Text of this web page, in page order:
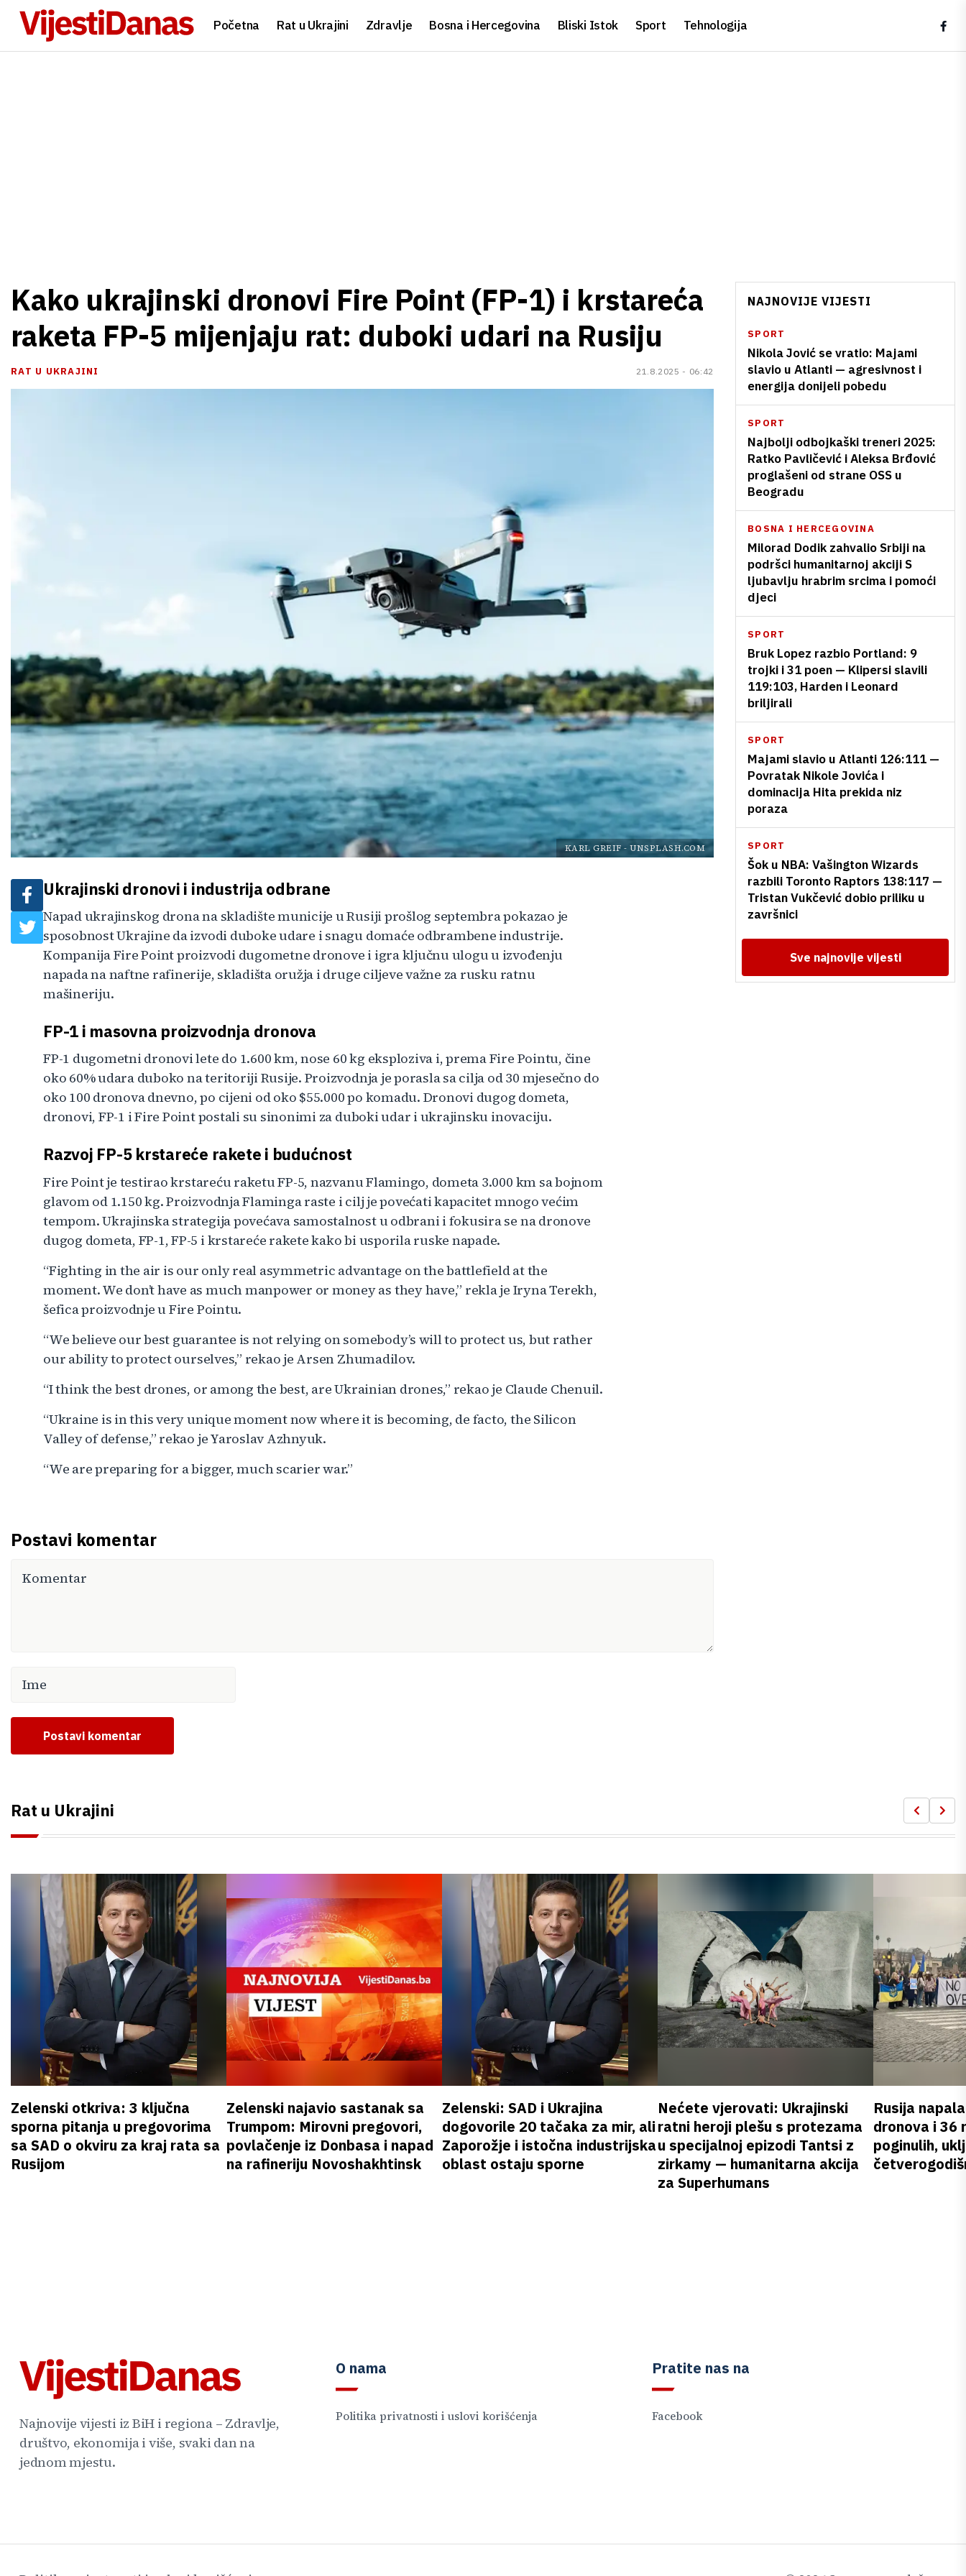
Početna Rat u Ukrajini Zdravlje Bosna i Hercegovina Bliski Istok Sport Tehnologija
Kako ukrajinski dronovi Fire Point (FP-1) i krstareća
raketa FP-5 mijenjaju rat: duboki udari na Rusiju
RAT U UKRAJINI 21.8.2025 - 06:42
KARL GREIF - UNSPLASH.COM
Ukrajinski dronovi i industrija odbrane
Napad ukrajinskog drona na skladište municije u Rusiji prošlog septembra pokazao je
sposobnost Ukrajine da izvodi duboke udare i snagu domaće odbrambene industrije.
Kompanija Fire Point proizvodi dugometne dronove i igra ključnu ulogu u izvođenju
napada na naftne rafinerije, skladišta oružja i druge ciljeve važne za rusku ratnu
mašineriju.
FP-1 i masovna proizvodnja dronova
FP-1 dugometni dronovi lete do 1.600 km, nose 60 kg eksploziva i, prema Fire Pointu, čine
oko 60% udara duboko na teritoriji Rusije. Proizvodnja je porasla sa cilja od 30 mjesečno do
oko 100 dronova dnevno, po cijeni od oko $55.000 po komadu. Dronovi dugog dometa,
dronovi, FP-1 i Fire Point postali su sinonimi za duboki udar i ukrajinsku inovaciju.
Razvoj FP-5 krstareće rakete i budućnost
Fire Point je testirao krstareću raketu FP-5, nazvanu Flamingo, dometa 3.000 km sa bojnom
glavom od 1.150 kg. Proizvodnja Flaminga raste i cilj je povećati kapacitet mnogo većim
tempom. Ukrajinska strategija povećava samostalnost u odbrani i fokusira se na dronove
dugog dometa, FP-1, FP-5 i krstareće rakete kako bi usporila ruske napade.
“Fighting in the air is our only real asymmetric advantage on the battlefield at the
moment. We don’t have as much manpower or money as they have,” rekla je Iryna Terekh,
šefica proizvodnje u Fire Pointu.
“We believe our best guarantee is not relying on somebody’s will to protect us, but rather
our ability to protect ourselves,” rekao je Arsen Zhumadilov.
“I think the best drones, or among the best, are Ukrainian drones,” rekao je Claude Chenuil.
“Ukraine is in this very unique moment now where it is becoming, de facto, the Silicon
Valley of defense,” rekao je Yaroslav Azhnyuk.
“We are preparing for a bigger, much scarier war.”
Postavi komentar
Postavi komentar
NAJNOVIJE VIJESTI
SPORT
Nikola Jović se vratio: Majami
slavio u Atlanti — agresivnost i
energija donijeli pobedu
SPORT
Najbolji odbojkaški treneri 2025:
Ratko Pavličević i Aleksa Brđović
proglašeni od strane OSS u
Beogradu
BOSNA I HERCEGOVINA
Milorad Dodik zahvalio Srbiji na
podršci humanitarnoj akciji S
ljubavlju hrabrim srcima i pomoći
djeci
SPORT
Bruk Lopez razbio Portland: 9
trojki i 31 poen — Klipersi slavili
119:103, Harden i Leonard
briljirali
SPORT
Majami slavio u Atlanti 126:111 —
Povratak Nikole Jovića i
dominacija Hita prekida niz
poraza
SPORT
Šok u NBA: Vašington Wizards
razbili Toronto Raptors 138:117 —
Tristan Vukčević dobio priliku u
završnici
Sve najnovije vijesti
Rat u Ukrajini
Zelenski otkriva: 3 ključna
sporna pitanja u pregovorima
sa SAD o okviru za kraj rata sa
Rusijom
Zelenski najavio sastanak sa
Trumpom: Mirovni pregovori,
povlačenje iz Donbasa i napad
na rafineriju Novoshakhtinsk
Zelenski: SAD i Ukrajina
dogovorile 20 tačaka za mir, ali
Zaporožje i istočna industrijska
oblast ostaju sporne
Nećete vjerovati: Ukrajinski
ratni heroji plešu s protezama
u specijalnoj epizodi Tantsi z
zirkamy — humanitarna akcija
za Superhumans
Rusija
dronova i 36
poginulih,
Najnovije vijesti iz BiH i regiona – Zdravlje,
društvo, ekonomija i više, svaki dan na
jednom mjestu.
O nama
Politika privatnosti i uslovi korišćenja
Pratite nas na
Facebook